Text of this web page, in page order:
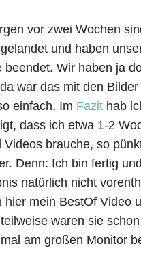
vor zwei Wochen
und haben
beendet. Wir haben ja
war das mit den
einfach. Im Fazit hab
dass ich etwa 1-2
Videos brauche, so
Denn: Ich bin fertig
natürlich nicht
hier mein BestOf Video
waren sie
am großen Monitor